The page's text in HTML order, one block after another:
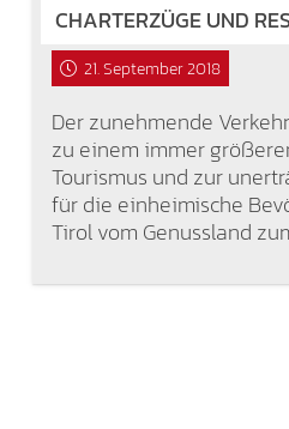
CHARTERZÜGE UND
21. September 2018
Der zunehmende
zu einem immer
Tourismus und zur
für die einheimische
Tirol vom Genussland